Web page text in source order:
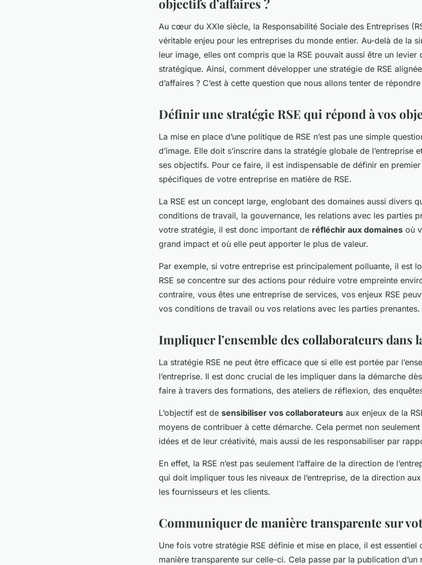
objectifs d’affaires ?
Au cœur du XXIe siècle, la Responsabilité Sociale des Entreprises
véritable enjeu pour les entreprises du monde entier. Au-delà de la
leur image, elles ont compris que la RSE pouvait aussi être un levier
stratégique. Ainsi, comment développer une stratégie de RSE
d’affaires ? C’est à cette question que nous allons tenter de
Définir une stratégie RSE qui répond à vos
La mise en place d’une politique de RSE n’est pas une simple
d’image. Elle doit s’inscrire dans la stratégie globale de l’entreprise
ses objectifs. Pour ce faire, il est indispensable de définir en
spécifiques de votre entreprise en matière de RSE.
La RSE est un concept large, englobant des domaines aussi divers
conditions de travail, la gouvernance, les relations avec les parties
votre stratégie, il est donc important de réfléchir aux domaines où
grand impact et où elle peut apporter le plus de valeur.
Par exemple, si votre entreprise est principalement polluante, il est
RSE se concentre sur des actions pour réduire votre empreinte
contraire, vous êtes une entreprise de services, vos enjeux RSE
vos conditions de travail ou vos relations avec les parties prenantes.
Impliquer l’ensemble des collaborateurs dans
La stratégie RSE ne peut être efficace que si elle est portée par
l’entreprise. Il est donc crucial de les impliquer dans la démarche
faire à travers des formations, des ateliers de réflexion, des
L’objectif est de sensibiliser vos collaborateurs aux enjeux de la
moyens de contribuer à cette démarche. Cela permet non
idées et de leur créativité, mais aussi de les responsabiliser par
En effet, la RSE n’est pas seulement l’affaire de la direction de
qui doit impliquer tous les niveaux de l’entreprise, de la direction
les fournisseurs et les clients.
Communiquer de manière transparente sur
Une fois votre stratégie RSE définie et mise en place, il est essentiel
manière transparente sur celle-ci. Cela passe par la publication d’un